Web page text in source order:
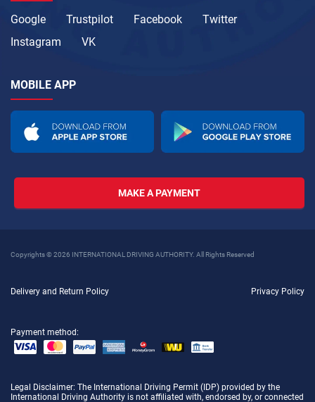
Google Trustpilot Facebook
Twitter
Instagram
VK
MOBILE APP
MAKE A PAYMENT
Copyrights © 2026 INTERNATIONAL DRIVING AUTHORITY. All Rights Reserved
Delivery and Return Policy Privacy Policy
Payment method:
Legal Disclaimer: The International Driving Permit (IDP) provided by the
International Driving Authority is not affiliated with, endorsed by, or connected